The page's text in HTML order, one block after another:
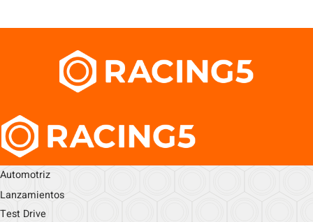
Automotriz
Lanzamientos
Test Drive